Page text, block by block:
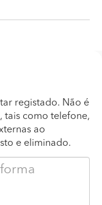
registado. Não é
tais como telefone,
ao
e eliminado.